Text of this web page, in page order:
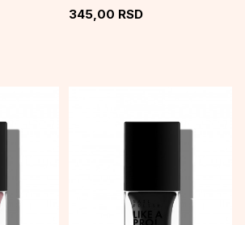
345,00 RSD